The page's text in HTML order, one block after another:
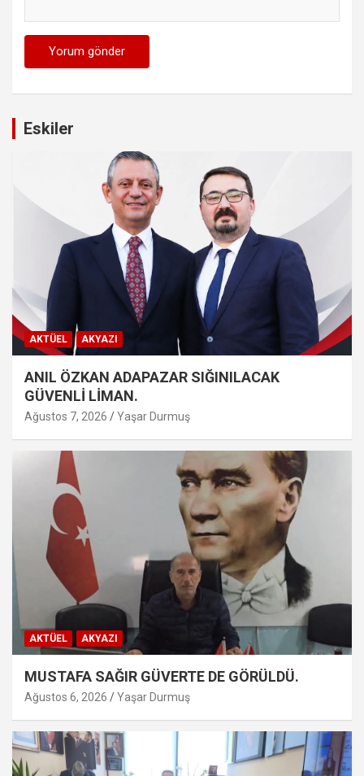
Eskiler
AKTÜEL AKYAZI
ANIL ÖZKAN ADAPAZAR SIĞINILACAK
GÜVENLİ LİMAN.
Ağustos 7, 2026 Yaşar Durmuş
AKTÜEL AKYAZI
MUSTAFA SAĞIR GÜVERTE DE GÖRÜLDÜ.
Ağustos 6, 2026 Yaşar Durmuş